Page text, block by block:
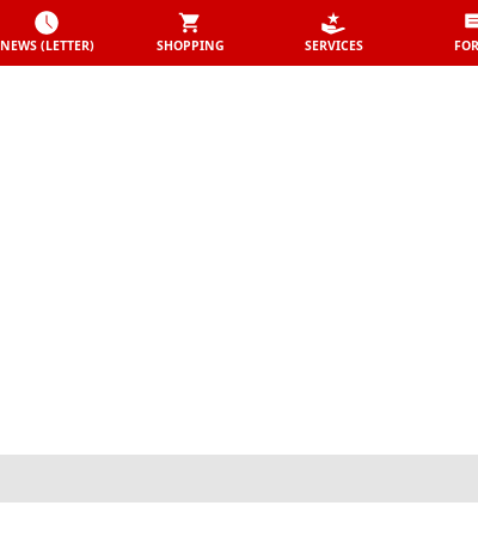
NEWS (LETTER) SHOPPING SERVICES